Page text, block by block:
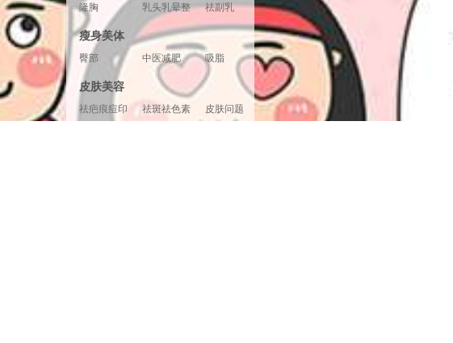
隆胸 乳头乳晕整形 祛副乳
胸形美化
胸部修复 胸部套餐
瘦身美体
臀部 中医减肥
吸脂
腿部塑形
超声溶脂
射频溶脂
冷冻溶脂
光纤溶脂
皮肤美容
祛疤痕痘印 祛斑祛色素
皮肤问题